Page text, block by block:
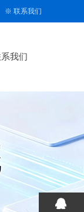
※ 联系我们
我们